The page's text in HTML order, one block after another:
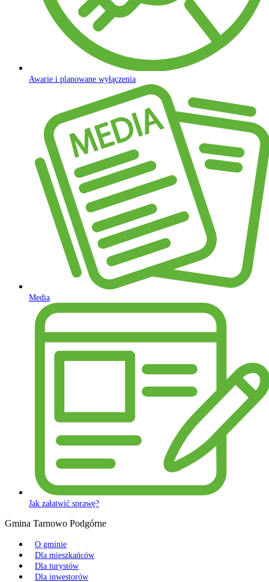
Awarie i planowane wyłączenia
Media
Jak załatwić sprawę?
Gmina Tarnowo Podgórne
O gminie
Dla mieszkańców
Dla turystów
Dla inwestorów